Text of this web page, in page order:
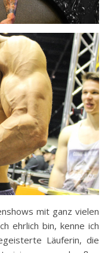
mit ganz vielen
ehrlich bin, kenne ich
Läuferin, die